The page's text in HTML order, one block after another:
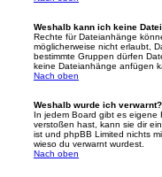
Weshalb kann ich keine
Rechte für Dateianhänge
möglicherweise nicht erlaubt,
bestimmte Gruppen dürfen
keine Dateianhänge anfügen
Nach oben
Weshalb wurde ich verwarnt?
In jedem Board gibt es eigene
verstoßen hast, kann sie dir
ist und phpBB Limited nichts
wieso du verwarnt wurdest.
Nach oben